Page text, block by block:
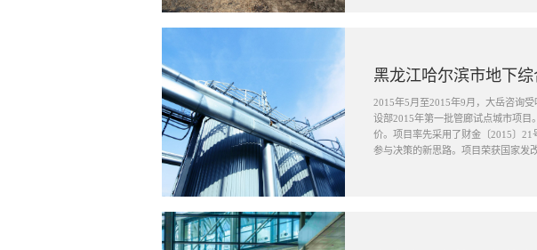
黑龙江哈尔滨市地下综
2015年5月至2015年9月，大岳咨询
设部2015年第一批管廊试点城市项目
价。项目率先采用了财金〔2015〕
参与决策的新思路。项目荣获国家发